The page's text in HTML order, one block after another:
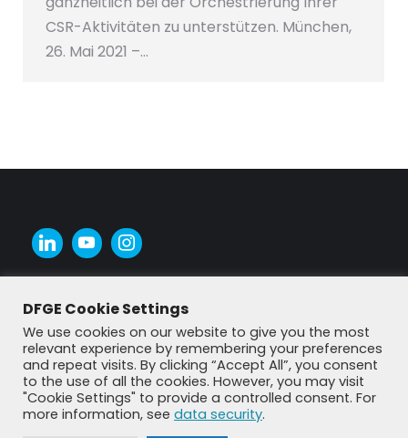
CSR-Aktivitäten zu unterstützen. München,
26. Mai 2021 –…
DFGE Cookie Settings
We use cookies on our website to give you the most
relevant experience by remembering your preferences
and repeat visits. By clicking “Accept All”, you consent
to the use of all the cookies. However, you may visit
"Cookie Settings" to provide a controlled consent. For
more information, see data security.